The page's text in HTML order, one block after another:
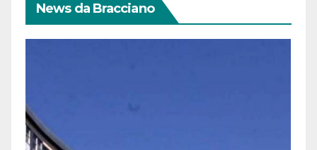
News da Bracciano